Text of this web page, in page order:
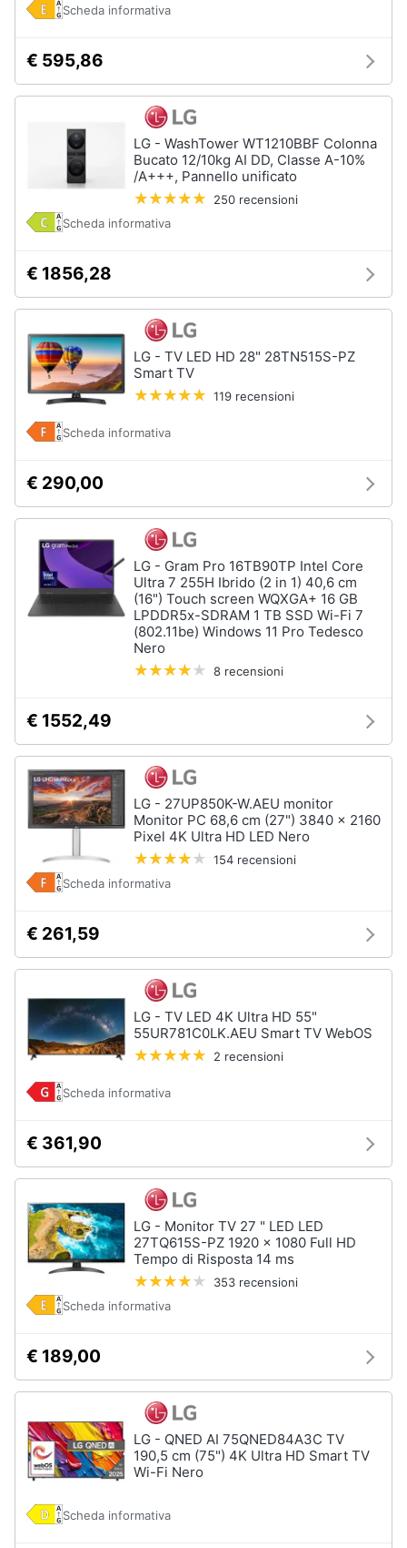
Scheda informativa
€ 595,86
LG - WashTower WT1210BBF Colonna
Bucato 12/10kg AI DD, Classe A-10%
/A+++, Pannello unificato
250 recensioni
Scheda informativa
€ 1856,28
LG - TV LED HD 28" 28TN515S-PZ
Smart TV
119 recensioni
Scheda informativa
€ 290,00
LG - Gram Pro 16TB90TP Intel Core
Ultra 7 255H Ibrido (2 in 1) 40,6 cm
(16") Touch screen WQXGA+ 16 GB
LPDDR5x-SDRAM 1 TB SSD Wi-Fi 7
(802.11be) Windows 11 Pro Tedesco
Nero
8 recensioni
€ 1552,49
LG - 27UP850K-W.AEU monitor
Monitor PC 68,6 cm (27") 3840 x 2160
Pixel 4K Ultra HD LED Nero
154 recensioni
Scheda informativa
€ 261,59
LG - TV LED 4K Ultra HD 55"
55UR781C0LK.AEU Smart TV WebOS
2 recensioni
Scheda informativa
€ 361,90
LG - Monitor TV 27 " LED LED
27TQ615S-PZ 1920 x 1080 Full HD
Tempo di Risposta 14 ms
353 recensioni
Scheda informativa
€ 189,00
LG - QNED AI 75QNED84A3C TV
190,5 cm (75") 4K Ultra HD Smart TV
Wi-Fi Nero
Scheda informativa